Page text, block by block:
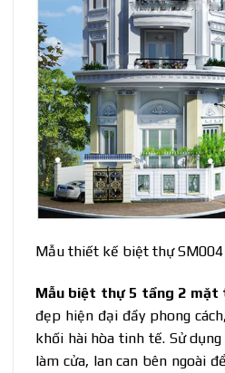
Mẫu thiết kế biệt thự SM004
Mẫu biệt thự 5 tầng 2 mặt
đẹp hiện đại đầy phong
khối hài hòa tinh tế. Sử
làm cửa, lan can bên ngoài